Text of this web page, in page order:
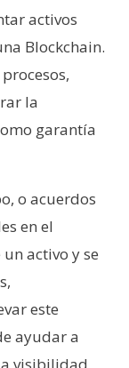
activos
Blockchain.
la
garantía
o acuerdos
en el
activo y se
este
ayudar a